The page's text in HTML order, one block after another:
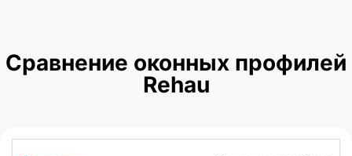
Сравнение оконных профилей
Rehau